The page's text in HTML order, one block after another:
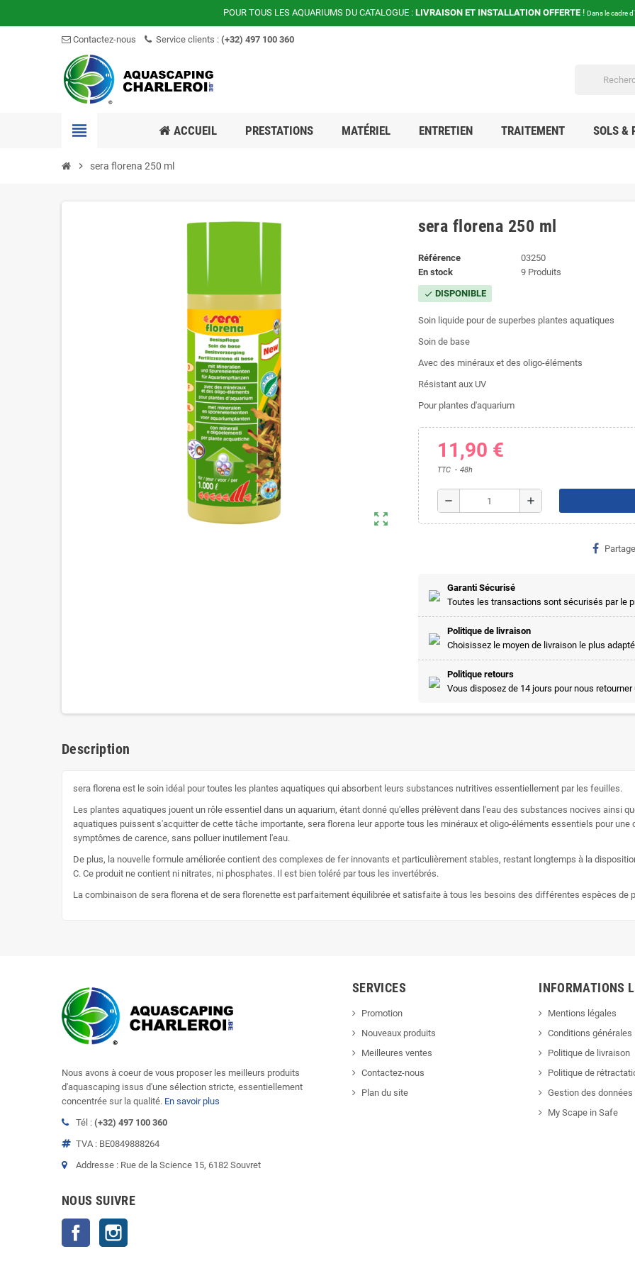
POUR TOUS LES AQUARIUMS DU CATALOGUE : LIVRAISON ET INSTALLATION OFFERTE ! Dans le cadre
Contactez-nous Service clients : (+32) 497 100 360
view_headline ACCUEIL PRESTATIONS MATÉRIEL ENTRETIEN TRAITEMENT SOLS &
chevron_right sera florena 250 ml
zoom_out_map
sera florena 250 ml
Référence
03250
En stock
9 Produits
check DISPONIBLE
Soin liquide pour de superbes plantes aquatiques
Soin de base
Avec des minéraux et des oligo-éléments
Résistant aux UV
Pour plantes d'aquarium
11,90 €
TTC 48h
remove add
Garanti Sécurisé
Toutes les transactions sont sécurisés par le
Politique de livraison
Choisissez le moyen de livraison le plus
Politique retours
Vous disposez de 14 jours pour nous
Description
sera florena est le soin idéal pour toutes les plantes aquatiques qui absorbent leurs substances nutritives essentiellement par les feuilles.
Les plantes aquatiques jouent un rôle essentiel dans un aquarium, étant donné qu'elles prélèvent dans l'eau des substances nocives ainsi
aquatiques puissent s'acquitter de cette tâche importante, sera florena leur apporte tous les minéraux et oligo-éléments essentiels pour
symptômes de carence, sans polluer inutilement l'eau.
De plus, la nouvelle formule améliorée contient des complexes de fer innovants et particulièrement stables, restant longtemps à la
C. Ce produit ne contient ni nitrates, ni phosphates. Il est bien toléré par tous les invertébrés.
La combinaison de sera florena et de sera florenette est parfaitement équilibrée et satisfaite à tous les besoins des différentes espèces de
Nous avons à coeur de vous proposer les meilleurs produits
d'aquascaping issus d'une sélection stricte, essentiellement
concentrée sur la qualité. En savoir plus
Tél : (+32) 497 100 360
TVA : BE0849888264
Addresse : Rue de la Science 15, 6182 Souvret
NOUS SUIVRE
Facebook
SERVICES
Promotion
Nouveaux produits
Meilleures ventes
Contactez-nous
Plan du site
INFORMATIONS
Mentions légales
Conditions générales
Politique de livraison
Politique de
Gestion des
My Scape in Safe